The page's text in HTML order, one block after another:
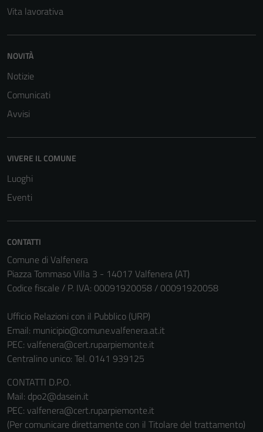
Vita lavorativa
NOVITÀ
Notizie
Comunicati
Avvisi
VIVERE IL COMUNE
Luoghi
Eventi
CONTATTI
Comune di Valfenera
Piazza Tommaso Villa 3 - 14017 Valfenera (AT)
Codice fiscale / P. IVA: 00091920058 / 00091920058
Ufficio Relazioni con il Pubblico (URP)
Email: municipio@comune.valfenera.at.it
PEC: valfenera@cert.ruparpiemonte.it
Centralino unico: Tel. 0141 939125
CONTATTI D.P.O.
Mail: dpo2@dasein.it
PEC: valfenera@cert.ruparpiemonte.it
(Per comunicare direttamente con il Titolare del trattamento)
del sito e non
informazioni